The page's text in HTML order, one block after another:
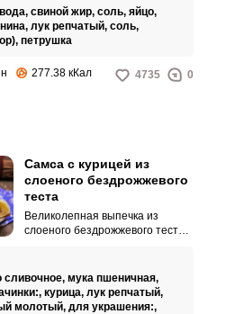
особый вкус и аромат блюду.
вода, свиной жир, соль, яйцо,
лук репчатый, соль,
петрушка
277.38 кКал 4735 0
Самса с курицей из
слоеного бездрожжевого
теста
Великолепная выпечка из
слоеного бездрожжевого теста.
сливочное, мука пшеничная,
курица, лук репчатый,
молотый, для украшения:,